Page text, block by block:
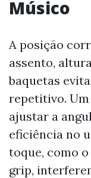
Músico
A posição
assento,
baquetas
repetitivo.
ajustar a
eficiência no
toque, como
grip,